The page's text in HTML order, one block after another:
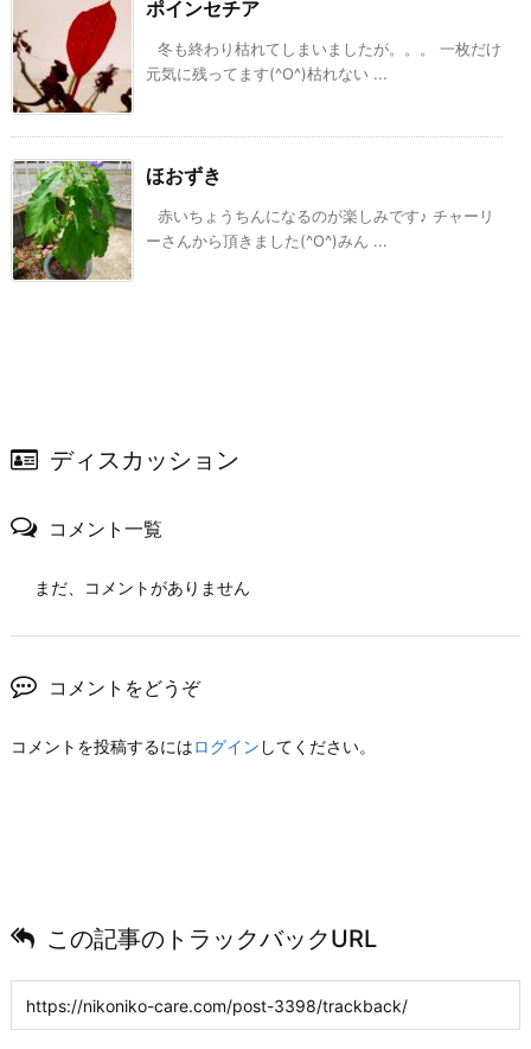
ポインセチア
冬も終わり枯れてしまいましたが。。。 一枚だけ
元気に残ってます(^O^)枯れない ...
ほおずき
赤いちょうちんになるのが楽しみです♪ チャーリ
ーさんから頂きました(^O^)みん ...
ディスカッション
コメント一覧
まだ、コメントがありません
コメントをどうぞ
コメントを投稿するにはログイン してください。
この記事のトラックバックURL